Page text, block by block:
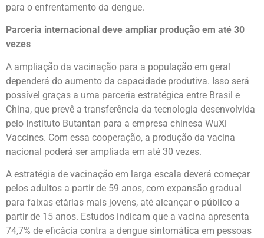
para o enfrentamento da dengue.
Parceria internacional deve ampliar produção em até 30
vezes
A ampliação da vacinação para a população em geral
dependerá do aumento da capacidade produtiva. Isso será
possível graças a uma parceria estratégica entre Brasil e
China, que prevê a transferência da tecnologia desenvolvida
pelo Instituto Butantan para a empresa chinesa WuXi
Vaccines. Com essa cooperação, a produção da vacina
nacional poderá ser ampliada em até 30 vezes.
A estratégia de vacinação em larga escala deverá começar
pelos adultos a partir de 59 anos, com expansão gradual
para faixas etárias mais jovens, até alcançar o público a
partir de 15 anos. Estudos indicam que a vacina apresenta
74,7% de eficácia contra a dengue sintomática em pessoas